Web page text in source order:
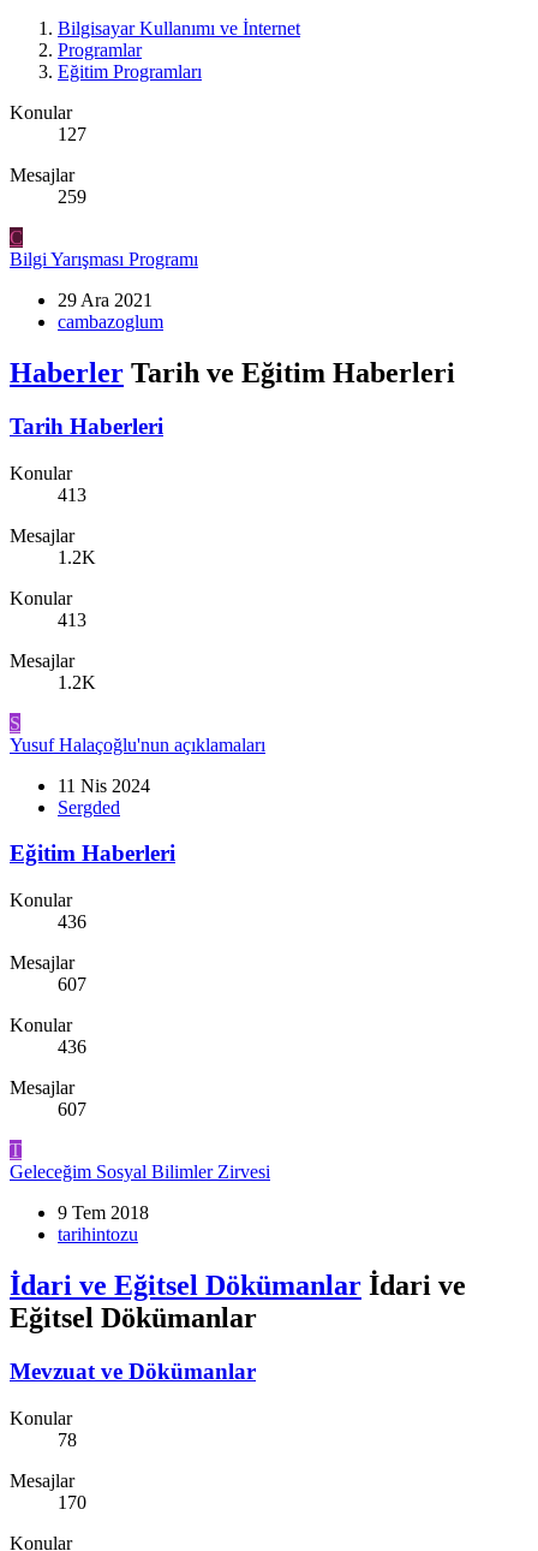
Bilgisayar Kullanımı ve İnternet
Programlar
Eğitim Programları
Konular
127
Mesajlar
259
C
Bilgi Yarışması Programı
29 Ara 2021
cambazoglum
Haberler Tarih ve Eğitim Haberleri
Tarih Haberleri
Konular
413
Mesajlar
1.2K
Konular
413
Mesajlar
1.2K
S
Yusuf Halaçoğlu'nun açıklamaları
11 Nis 2024
Sergded
Eğitim Haberleri
Konular
436
Mesajlar
607
Konular
436
Mesajlar
607
T
Geleceğim Sosyal Bilimler Zirvesi
9 Tem 2018
tarihintozu
İdari ve Eğitsel Dökümanlar İdari ve
Eğitsel Dökümanlar
Mevzuat ve Dökümanlar
Konular
78
Mesajlar
170
Konular